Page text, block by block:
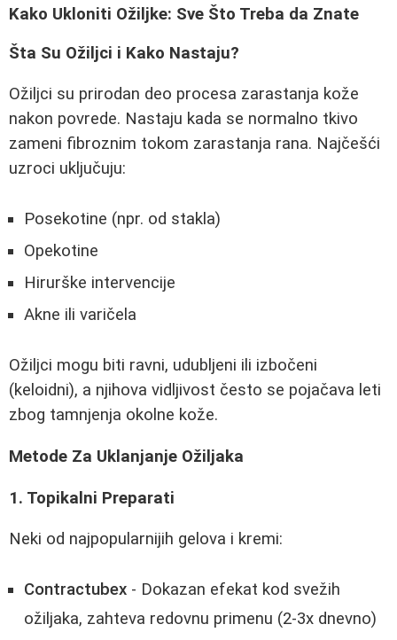
Kako Ukloniti Ožiljke: Sve Što Treba da Znate
Šta Su Ožiljci i Kako Nastaju?
Ožiljci su prirodan deo procesa zarastanja kože
nakon povrede. Nastaju kada se normalno tkivo
zameni fibroznim tokom zarastanja rana. Najčešći
uzroci uključuju:
Posekotine (npr. od stakla)
Opekotine
Hirurške intervencije
Akne ili varičela
Ožiljci mogu biti ravni, udubljeni ili izbočeni
(keloidni), a njihova vidljivost često se pojačava leti
zbog tamnjenja okolne kože.
Metode Za Uklanjanje Ožiljaka
1. Topikalni Preparati
Neki od najpopularnijih gelova i kremi:
Contractubex - Dokazan efekat kod svežih
ožiljaka, zahteva redovnu primenu (2-3x dnevno)